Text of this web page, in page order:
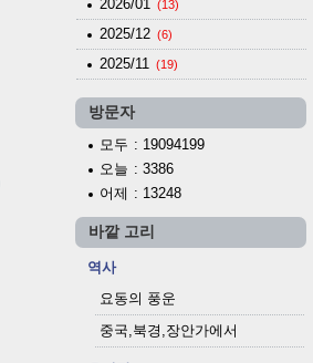
2026/01 (13)
2025/12 (6)
2025/11 (19)
방문자
모두 : 19094199
오늘 : 3386
어제 : 13248
바깥 고리
역사
요동의 풍운
중국,북경,장안가에서